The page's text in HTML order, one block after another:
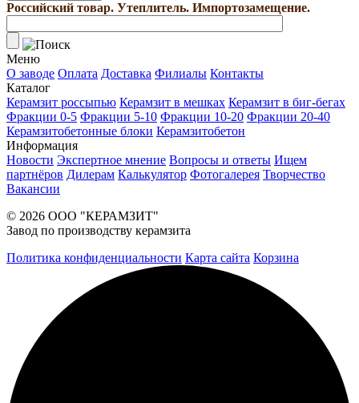
Российский товар. Утеплитель. Импортозамещение.
Меню
О заводе Оплата Доставка Филиалы Контакты
Каталог
Керамзит россыпью Керамзит в мешках Керамзит в биг-бегах
Фракции 0-5 Фракции 5-10 Фракции 10-20 Фракции 20-40
Керамзитобетонные блоки Керамзитобетон
Информация
Новости Экспертное мнение Вопросы и ответы Ищем
партнёров Дилерам Калькулятор Фотогалерея Творчество
Вакансии
© 2026 ООО "КЕРАМЗИТ"
Завод по производству керамзита
Политика конфиденциальности Карта сайта Корзина